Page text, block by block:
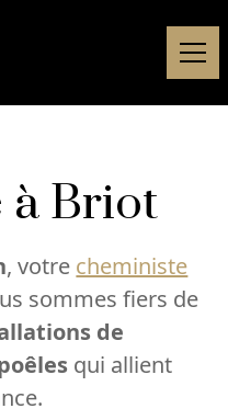
à Briot
, votre cheministe
sommes fiers de
de
qui allient